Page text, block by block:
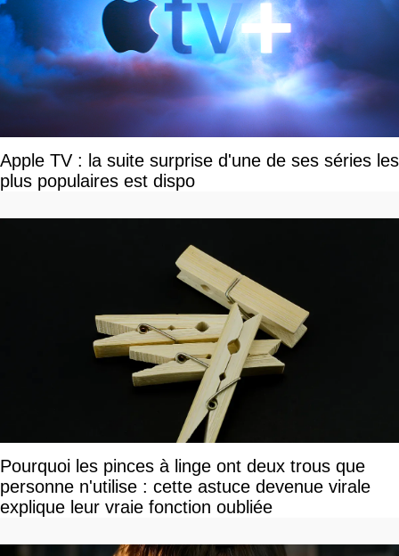
Apple TV : la suite surprise d'une de ses séries les
plus populaires est dispo
Pourquoi les pinces à linge ont deux trous que
personne n'utilise : cette astuce devenue virale
explique leur vraie fonction oubliée